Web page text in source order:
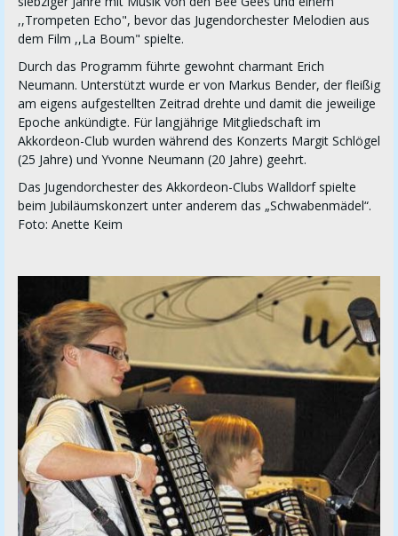
,,Trompeten Echo", bevor das Jugendorchester Melodien aus
dem Film ,,La Boum" spielte.
Durch das Programm führte gewohnt charmant Erich
Neumann. Unterstützt wurde er von Markus Bender, der fleißig
am eigens aufgestellten Zeitrad drehte und damit die jeweilige
Epoche ankündigte. Für langjährige Mitgliedschaft im
Akkordeon-Club wurden während des Konzerts Margit Schlögel
(25 Jahre) und Yvonne Neumann (20 Jahre) geehrt.
Das Jugendorchester des Akkordeon-Clubs Walldorf spielte
beim Jubiläumskonzert unter anderem das „Schwabenmädel“.
Foto: Anette Keim